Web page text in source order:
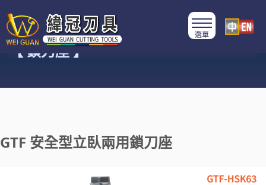
產品類別
【 鎖刀座 】
GTF 安全型立臥兩用鎖刀座